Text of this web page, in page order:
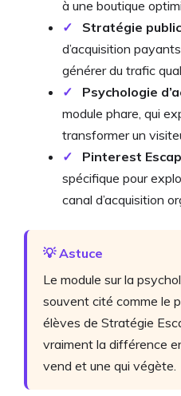
à une boutique
✓
Stratégie
d’acquisition
générer du trafic
✓
Psychologie
module phare, qui
transformer un
✓
Pinterest
spécifique pour
canal d’acquisition
💡 Astuce
Le module sur la
souvent cité comme le
élèves de Stratégie
vraiment la différence
vend et une qui végète.